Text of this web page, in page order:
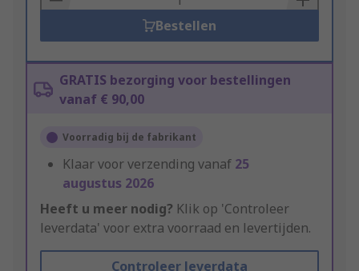
Bestellen
GRATIS bezorging voor bestellingen
vanaf € 90,00
Voorradig bij de fabrikant
Klaar voor verzending vanaf 25
augustus 2026
Heeft u meer nodig? Klik op 'Controleer
leverdata' voor extra voorraad en levertijden.
Controleer leverdata